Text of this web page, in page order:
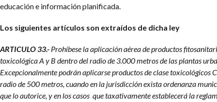
educación e información planificada.
Los siguientes artículos son extraídos de dicha ley
ARTICULO 33.- Prohíbese la aplicación aérea de productos
toxicológica A y B dentro del radio de 3.000 metros de las plantas
Excepcionalmente podrán aplicarse productos de clase toxicológicos
radio de 500 metros, cuando en la jurisdicción exista ordenanza
que lo autorice, y en los casos que taxativamente establecerá la